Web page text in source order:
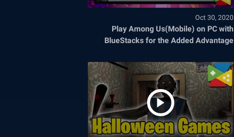
Oct 30, 2020
Play Among Us(Mobile) on PC with
BlueStacks for the Added Advantage